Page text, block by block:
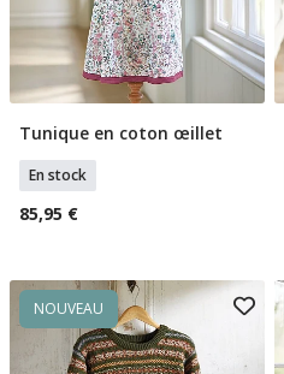
Sélectionner Tailles
Tunique en coton œillet
En stock
85,95 €
NOUVEAU